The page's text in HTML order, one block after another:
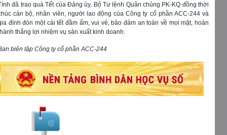
đã trao quà Tết của Đảng ủy, Bộ Tư lệnh Quân chủng PK-KQ đồng thời
cán bộ, nhân viên, người lao động của Công ty cổ phần ACC-244 và
đình đón một cái tết đầm ấm, vui vẻ, bảo đảm an toàn về mọi mặt, hoàn
thắng lợi nhiệm vụ sản xuất kinh doanh.
biên tập Công ty cổ phần ACC-244